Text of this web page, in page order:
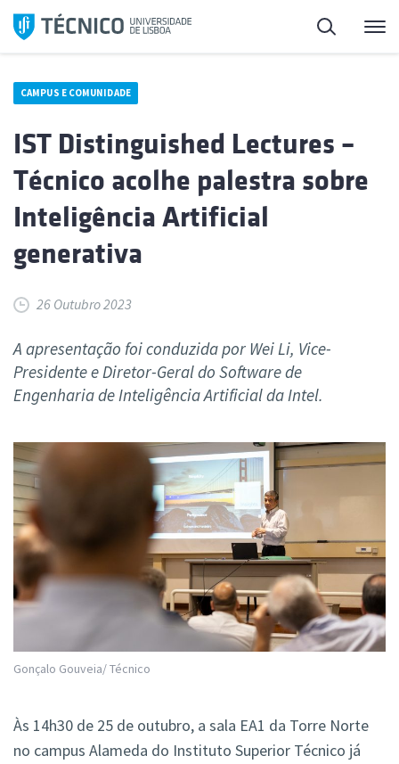
Saltar
para
Pesquisa
CAMPUS E COMUNIDADE
IST Distinguished Lectures –
Técnico acolhe palestra sobre
Inteligência Artificial
generativa
26 Outubro 2023
A apresentação foi conduzida por Wei Li, Vice-
Presidente e Diretor-Geral do Software de
Engenharia de Inteligência Artificial da Intel.
Gonçalo Gouveia/ Técnico
Às 14h30 de 25 de outubro, a sala EA1 da Torre Norte
no campus Alameda do Instituto Superior Técnico já